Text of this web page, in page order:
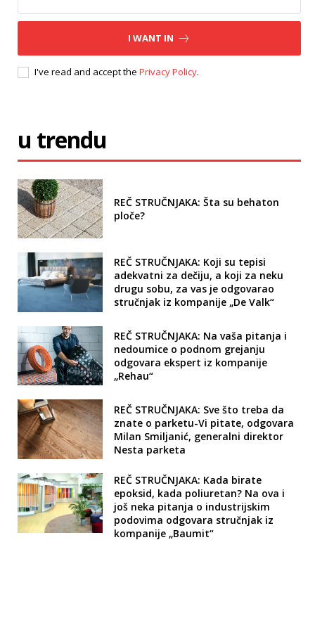
I WANT IN
I've read and accept the Privacy Policy.
u trendu
REČ STRUČNJAKA: Šta su behaton
ploče?
REČ STRUČNJAKA: Koji su tepisi
adekvatni za dečiju, a koji za neku
drugu sobu, za vas je odgovarao
stručnjak iz kompanije „De Valk“
REČ STRUČNJAKA: Na vaša pitanja i
nedoumice o podnom grejanju
odgovara ekspert iz kompanije
„Rehau“
REČ STRUČNJAKA: Sve što treba da
znate o parketu-Vi pitate, odgovara
Milan Smiljanić, generalni direktor
Nesta parketa
REČ STRUČNJAKA: Kada birate
epoksid, kada poliuretan? Na ova i
još neka pitanja o industrijskim
podovima odgovara stručnjak iz
kompanije „Baumit“